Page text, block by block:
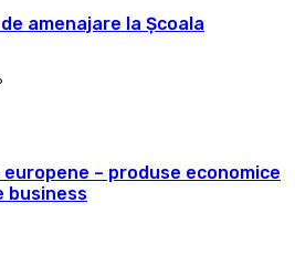
amenajare la Școala
– produse economice
business